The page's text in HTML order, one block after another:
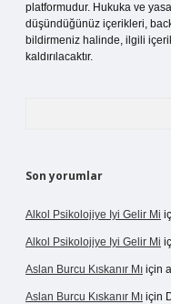
platformudur. Hukuka ve
düşündüğünüz içerikleri,
bildirmeniz halinde, ilgili
kaldırılacaktır.
Son yorumlar
Alkol Psikolojiye Iyi Gelir Mi
Alkol Psikolojiye Iyi Gelir Mi
Aslan Burcu Kıskanır Mı için
Aslan Burcu Kıskanır Mı için